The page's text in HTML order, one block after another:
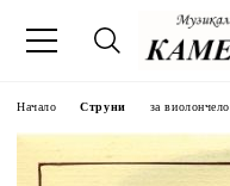
Начало Струни за виолончело